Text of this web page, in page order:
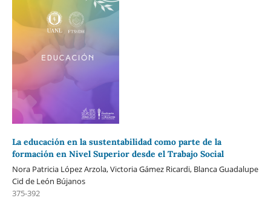
La educación en la sustentabilidad como parte de la
formación en Nivel Superior desde el Trabajo Social
Nora Patricia López Arzola, Victoria Gámez Ricardi, Blanca Guadalupe
Cid de León Bújanos
375-392